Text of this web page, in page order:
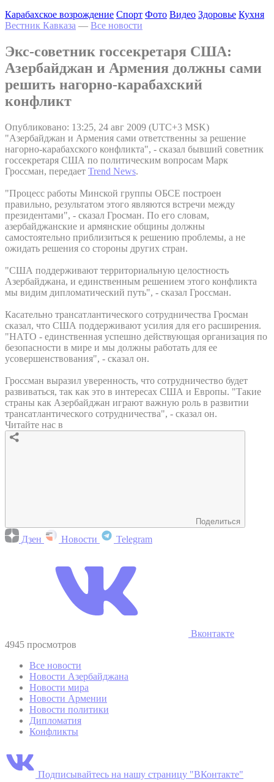
Карабахское возрождение Спорт Фото Видео Здоровье Кухня
Вестник Кавказа — Все новости
Экс-советник госсекретаря США:
Азербайджан и Армения должны сами
решить нагорно-карабахский
конфликт
Опубликовано: 13:25, 24 авг 2009 (UTC+3 MSK)
"Азербайджан и Армения сами ответственны за решение
нагорно-карабахского конфликта", - сказал бывший советник
госсекретаря США по политическим вопросам Марк
Гроссман, передает Trend News.
"Процесс работы Минской группы ОБСЕ построен
правильно, результатом этого являются встречи между
президентами", - сказал Гросман. По его словам,
азербайджанские и армянские общины должны
самостоятельно приблизиться к решению проблемы, а не
ожидать решения со стороны других стран.
"США поддерживают территориальную целостность
Азербайджана, и единственным решением этого конфликта
мы видим дипломатический путь", - сказал Гроссман.
Касательно трансатлантического сотрудничества Гросман
сказал, что США поддерживают усилия для его расширения.
"НАТО - единственная успешно действующая организация по
безопасности в мире и мы должны работать для ее
усовершенствования", - сказал он.
Гроссман выразил уверенность, что сотрудничество будет
развиваться, так как это в интересах США и Европы. "Такие
страны как Азербайджан играют важную роль в развитии
трансатлантического сотрудничества", - сказал он.
Читайте нас в
Поделиться
Дзен Новости Telegram
Вконтакте
4945 просмотров
Все новости
Новости Азербайджана
Новости мира
Новости Армении
Новости политики
Дипломатия
Конфликты
Подписывайтесь на нашу страницу "ВКонтакте"